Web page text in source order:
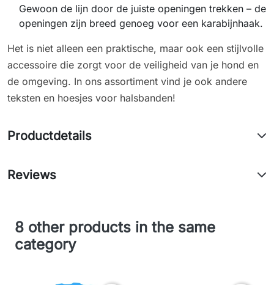
Gewoon de lijn door de juiste openingen trekken – de
openingen zijn breed genoeg voor een karabijnhaak.
Het is niet alleen een praktische, maar ook een stijlvolle
accessoire die zorgt voor de veiligheid van je hond en
de omgeving. In ons assortiment vind je ook andere
teksten en hoesjes voor halsbanden!
Productdetails
Reviews
8 other products in the same
category